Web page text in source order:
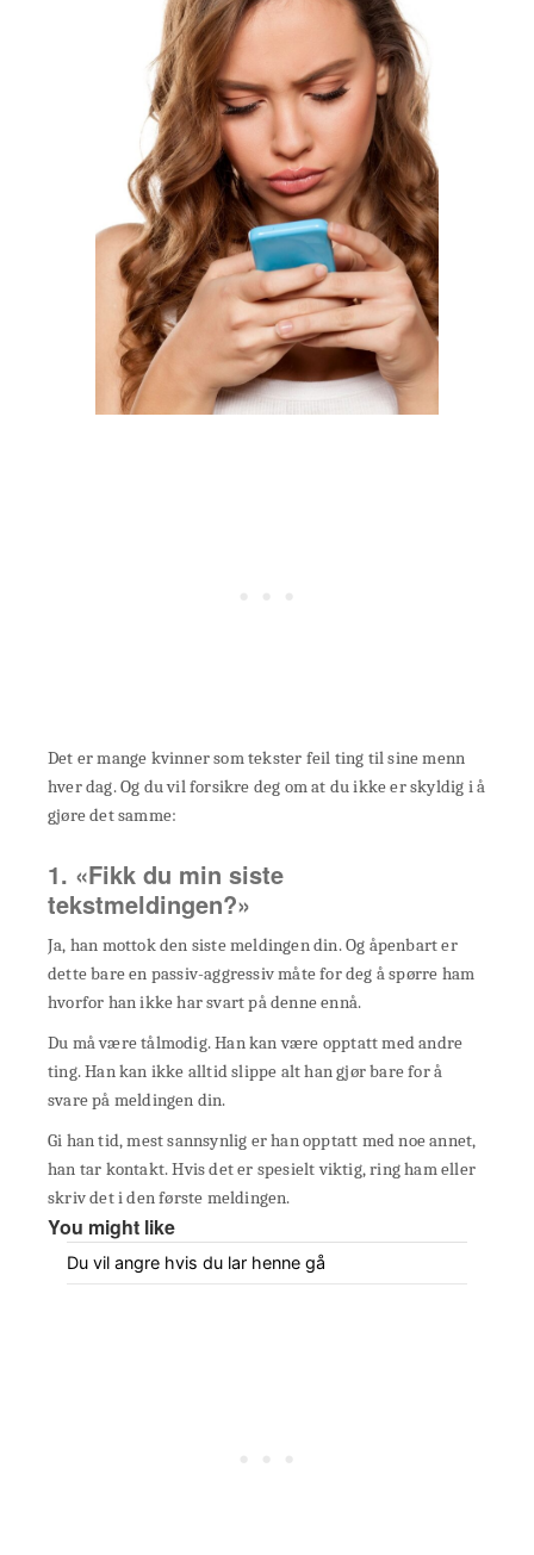
Det er mange kvinner som tekster feil ting til sine menn
hver dag. Og du vil forsikre deg om at du ikke er skyldig i å
gjøre det samme:
1. «Fikk du min siste
tekstmeldingen?»
Ja, han mottok den siste meldingen din. Og åpenbart er
dette bare en passiv-aggressiv måte for deg å spørre ham
hvorfor han ikke har svart på denne ennå.
Du må være tålmodig. Han kan være opptatt med andre
ting. Han kan ikke alltid slippe alt han gjør bare for å
svare på meldingen din.
Gi han tid, mest sannsynlig er han opptatt med noe annet,
han tar kontakt. Hvis det er spesielt viktig, ring ham eller
skriv det i den første meldingen.
You might like
Du vil angre hvis du lar henne gå